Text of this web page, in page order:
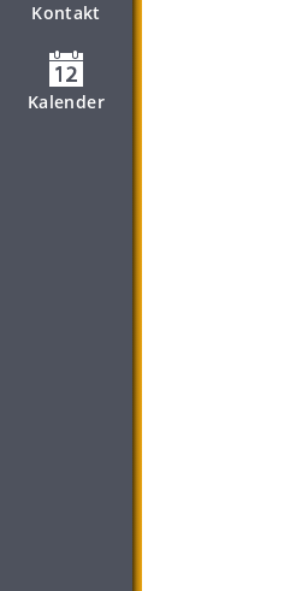
Kontakt
Kalender